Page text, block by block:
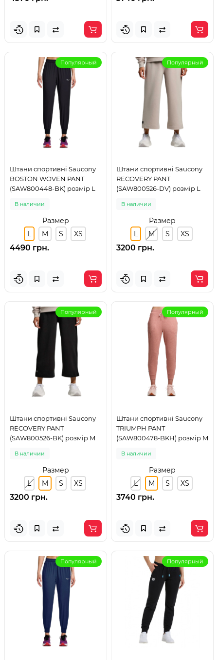
Популярный
Штани спортивні Saucony
BOSTON WOVEN PANT
(SAW800448-BK) розмір L
В наличии
Размер
L
M S XS
4490 грн.
Популярный
Штани спортивні Saucony
RECOVERY PANT
(SAW800526-DV) розмір L
В наличии
Размер
L
M S XS
3200 грн.
Популярный
Штани спортивні Saucony
RECOVERY PANT
(SAW800526-BK) розмір M
В наличии
Размер
L
M S XS
3200 грн.
Популярный
Штани спортивні Saucony
TRIUMPH PANT
(SAW800478-BKH) розмір M
В наличии
Размер
L
M S XS
3740 грн.
Популярный Популярный